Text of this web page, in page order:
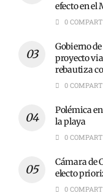
efecto en el
0
Gobierno
proyecto
rebautiza
0
Polémica
la playa
0
Cámara de
electo
0